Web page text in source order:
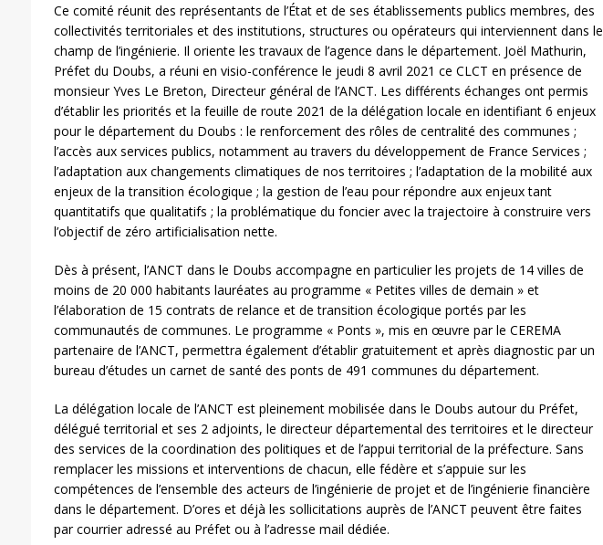
Ce comité réunit des représentants de l’État et de ses établissements publics membres, des
collectivités territoriales et des institutions, structures ou opérateurs qui interviennent dans le
champ de l’ingénierie. Il oriente les travaux de l’agence dans le département. Joël Mathurin,
Préfet du Doubs, a réuni en visio-conférence le jeudi 8 avril 2021 ce CLCT en présence de
monsieur Yves Le Breton, Directeur général de l’ANCT. Les différents échanges ont permis
d’établir les priorités et la feuille de route 2021 de la délégation locale en identifiant 6 enjeux
pour le département du Doubs : le renforcement des rôles de centralité des communes ;
l’accès aux services publics, notamment au travers du développement de France Services ;
l’adaptation aux changements climatiques de nos territoires ; l’adaptation de la mobilité aux
enjeux de la transition écologique ; la gestion de l’eau pour répondre aux enjeux tant
quantitatifs que qualitatifs ; la problématique du foncier avec la trajectoire à construire vers
l’objectif de zéro artificialisation nette.
Dès à présent, l’ANCT dans le Doubs accompagne en particulier les projets de 14 villes de
moins de 20 000 habitants lauréates au programme « Petites villes de demain » et
l’élaboration de 15 contrats de relance et de transition écologique portés par les
communautés de communes. Le programme « Ponts », mis en œuvre par le CEREMA
partenaire de l’ANCT, permettra également d’établir gratuitement et après diagnostic par un
bureau d’études un carnet de santé des ponts de 491 communes du département.
La délégation locale de l’ANCT est pleinement mobilisée dans le Doubs autour du Préfet,
délégué territorial et ses 2 adjoints, le directeur départemental des territoires et le directeur
des services de la coordination des politiques et de l’appui territorial de la préfecture. Sans
remplacer les missions et interventions de chacun, elle fédère et s’appuie sur les
compétences de l’ensemble des acteurs de l’ingénierie de projet et de l’ingénierie financière
dans le département. D’ores et déjà les sollicitations auprès de l’ANCT peuvent être faites
par courrier adressé au Préfet ou à l’adresse mail dédiée.